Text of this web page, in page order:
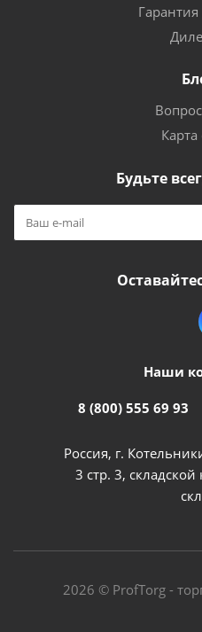
Карта
Будьте
Наши
8 (800) 555 69 93
Россия, г.
3 стр. 3,
2026 © ProfTorg -